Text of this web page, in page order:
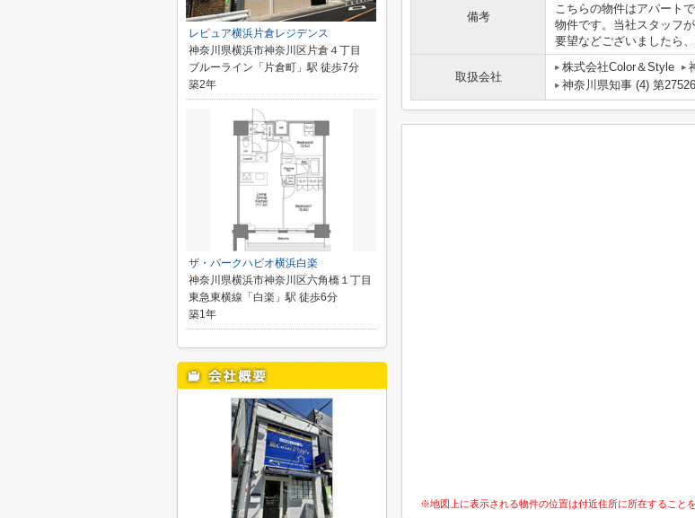
備考
こちらの物件はアパート
物件です。当社スタッフ
要望などございましたら
取扱会社
株式会社Color＆Style
神奈川県知事 (4) 第
※地図上に表示される物件の位置は付近住所に所在すること
レピュア横浜片倉レジデンス
神奈川県横浜市神奈川区片倉４丁目
ブルーライン「片倉町」駅 徒歩7分
築2年
ザ・パークハビオ横浜白楽
神奈川県横浜市神奈川区六角橋１丁目
東急東横線「白楽」駅 徒歩6分
築1年